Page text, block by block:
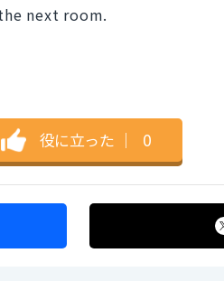
next room.
役に立った ｜ 0